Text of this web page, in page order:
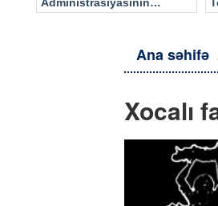
Ana səhifə
Xocalı